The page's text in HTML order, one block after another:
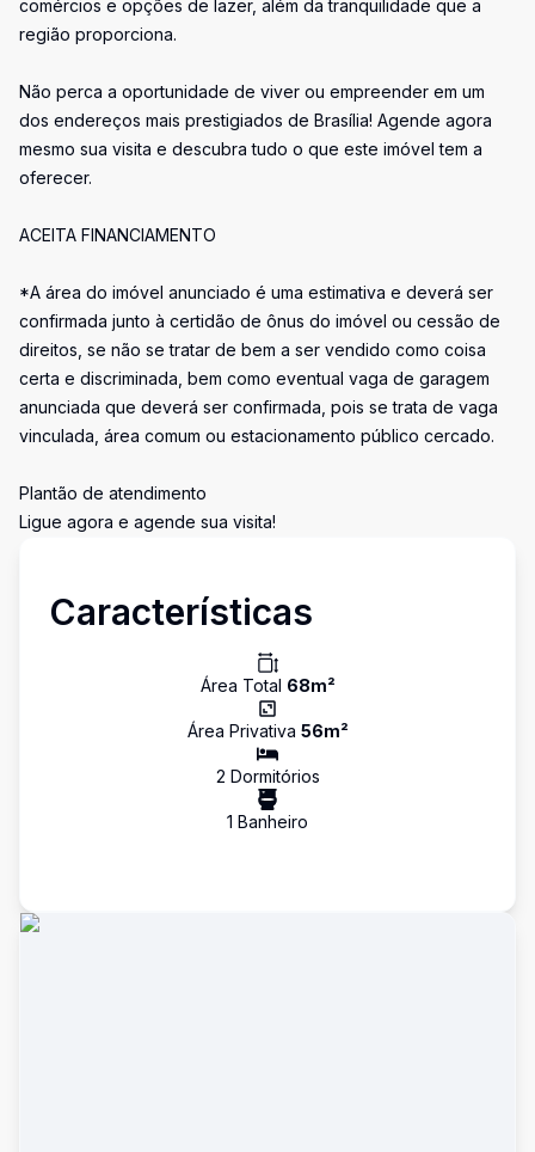
comércios e opções de lazer, além da tranquilidade que a
região proporciona.
Não perca a oportunidade de viver ou empreender em um
dos endereços mais prestigiados de Brasília! Agende agora
mesmo sua visita e descubra tudo o que este imóvel tem a
oferecer.
ACEITA FINANCIAMENTO
*A área do imóvel anunciado é uma estimativa e deverá ser
confirmada junto à certidão de ônus do imóvel ou cessão de
direitos, se não se tratar de bem a ser vendido como coisa
certa e discriminada, bem como eventual vaga de garagem
anunciada que deverá ser confirmada, pois se trata de vaga
vinculada, área comum ou estacionamento público cercado.
Plantão de atendimento
Ligue agora e agende sua visita!
Características
Área Total 68m²
Área Privativa 56m²
2 Dormitórios
1 Banheiro